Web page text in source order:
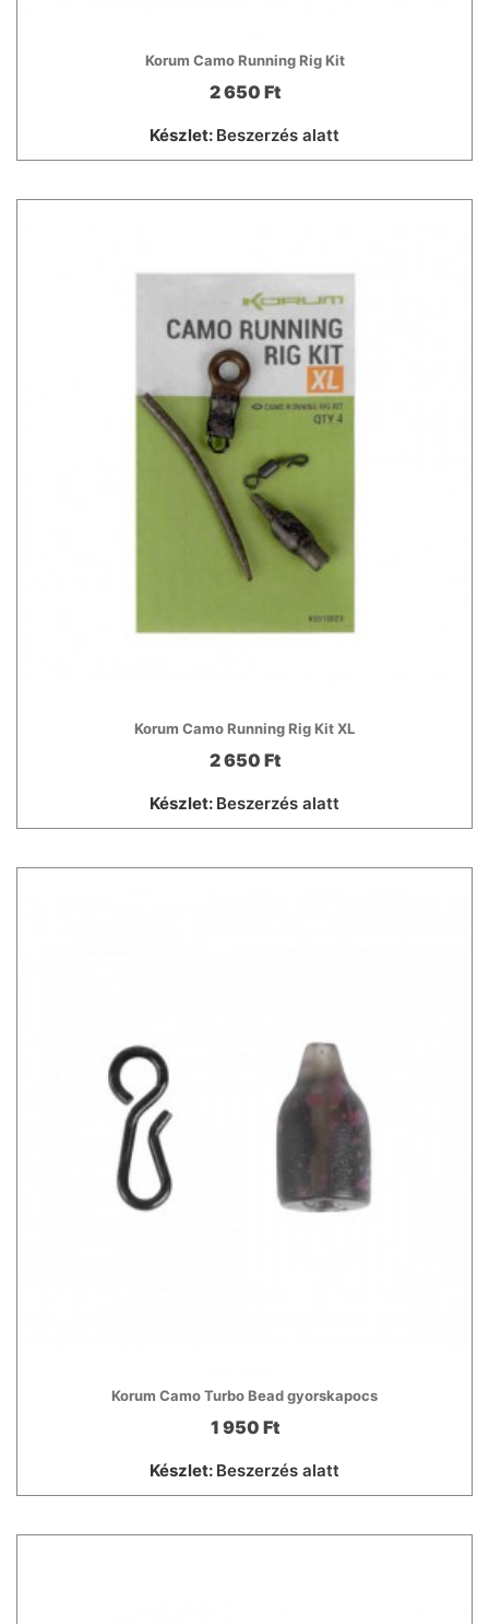
Korum Camo Running Rig Kit
2 650 Ft
Készlet: Beszerzés alatt
Korum Camo Running Rig Kit XL
2 650 Ft
Készlet: Beszerzés alatt
Korum Camo Turbo Bead gyorskapocs
1 950 Ft
Készlet: Beszerzés alatt